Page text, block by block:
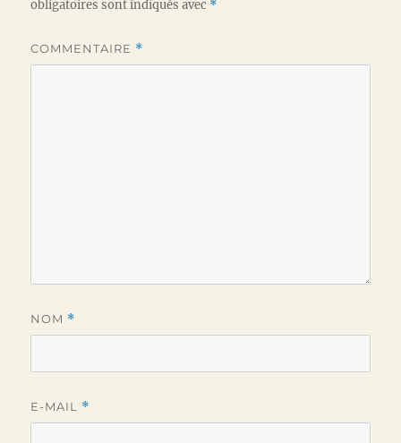
obligatoires sont indiqués avec *
COMMENTAIRE *
NOM *
E-MAIL *